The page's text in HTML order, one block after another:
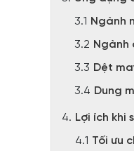
Ngành
Ngành
Dệt
Dung
Lợi ích khi
Tối ưu